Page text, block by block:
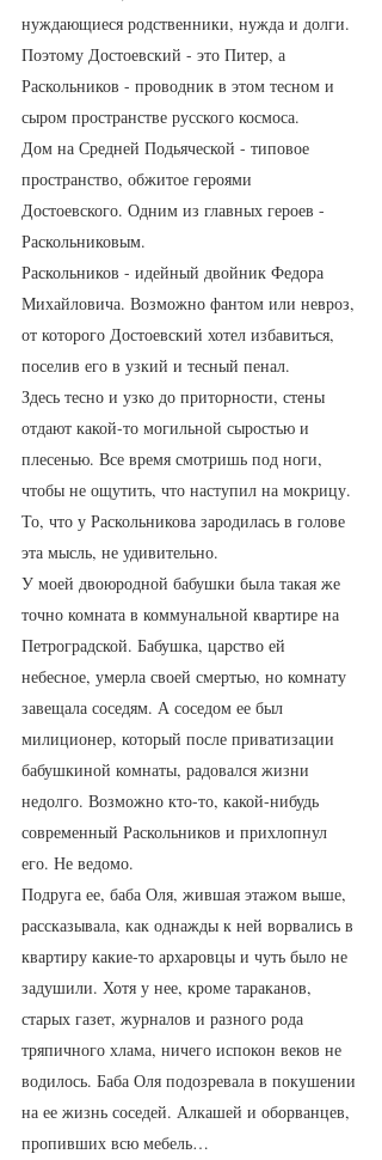
нуждающиеся родственники, нужда и долги.
Поэтому Достоевский - это Питер, а
Раскольников - проводник в этом тесном и
сыром пространстве русского космоса.
Дом на Средней Подьяческой - типовое
пространство, обжитое героями
Достоевского. Одним из главных героев -
Раскольниковым.
Раскольников - идейный двойник Федора
Михайловича. Возможно фантом или невроз,
от которого Достоевский хотел избавиться,
поселив его в узкий и тесный пенал.
Здесь тесно и узко до приторности, стены
отдают какой-то могильной сыростью и
плесенью. Все время смотришь под ноги,
чтобы не ощутить, что наступил на мокрицу.
То, что у Раскольникова зародилась в голове
эта мысль, не удивительно.
У моей двоюродной бабушки была такая же
точно комната в коммунальной квартире на
Петроградской. Бабушка, царство ей
небесное, умерла своей смертью, но комнату
завещала соседям. А соседом ее был
милиционер, который после приватизации
бабушкиной комнаты, радовался жизни
недолго. Возможно кто-то, какой-нибудь
современный Раскольников и прихлопнул
его. Не ведомо.
Подруга ее, баба Оля, жившая этажом выше,
рассказывала, как однажды к ней ворвались в
квартиру какие-то архаровцы и чуть было не
задушили. Хотя у нее, кроме тараканов,
старых газет, журналов и разного рода
тряпичного хлама, ничего испокон веков не
водилось. Баба Оля подозревала в покушении
на ее жизнь соседей. Алкашей и оборванцев,
пропивших всю мебель…